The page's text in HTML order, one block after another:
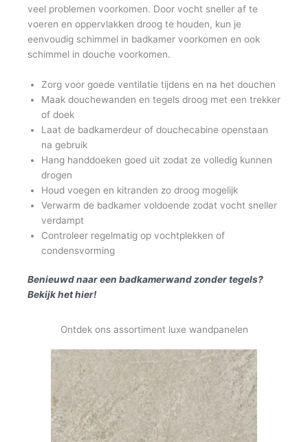
veel problemen voorkomen. Door vocht sneller af te
voeren en oppervlakken droog te houden, kun je
eenvoudig schimmel in badkamer voorkomen en ook
schimmel in douche voorkomen.
Zorg voor goede ventilatie tijdens en na het douchen
Maak douchewanden en tegels droog met een trekker
of doek
Laat de badkamerdeur of douchecabine openstaan
na gebruik
Hang handdoeken goed uit zodat ze volledig kunnen
drogen
Houd voegen en kitranden zo droog mogelijk
Verwarm de badkamer voldoende zodat vocht sneller
verdampt
Controleer regelmatig op vochtplekken of
condensvorming
Benieuwd naar een badkamerwand zonder tegels?
Bekijk het hier!
Ontdek ons assortiment luxe wandpanelen